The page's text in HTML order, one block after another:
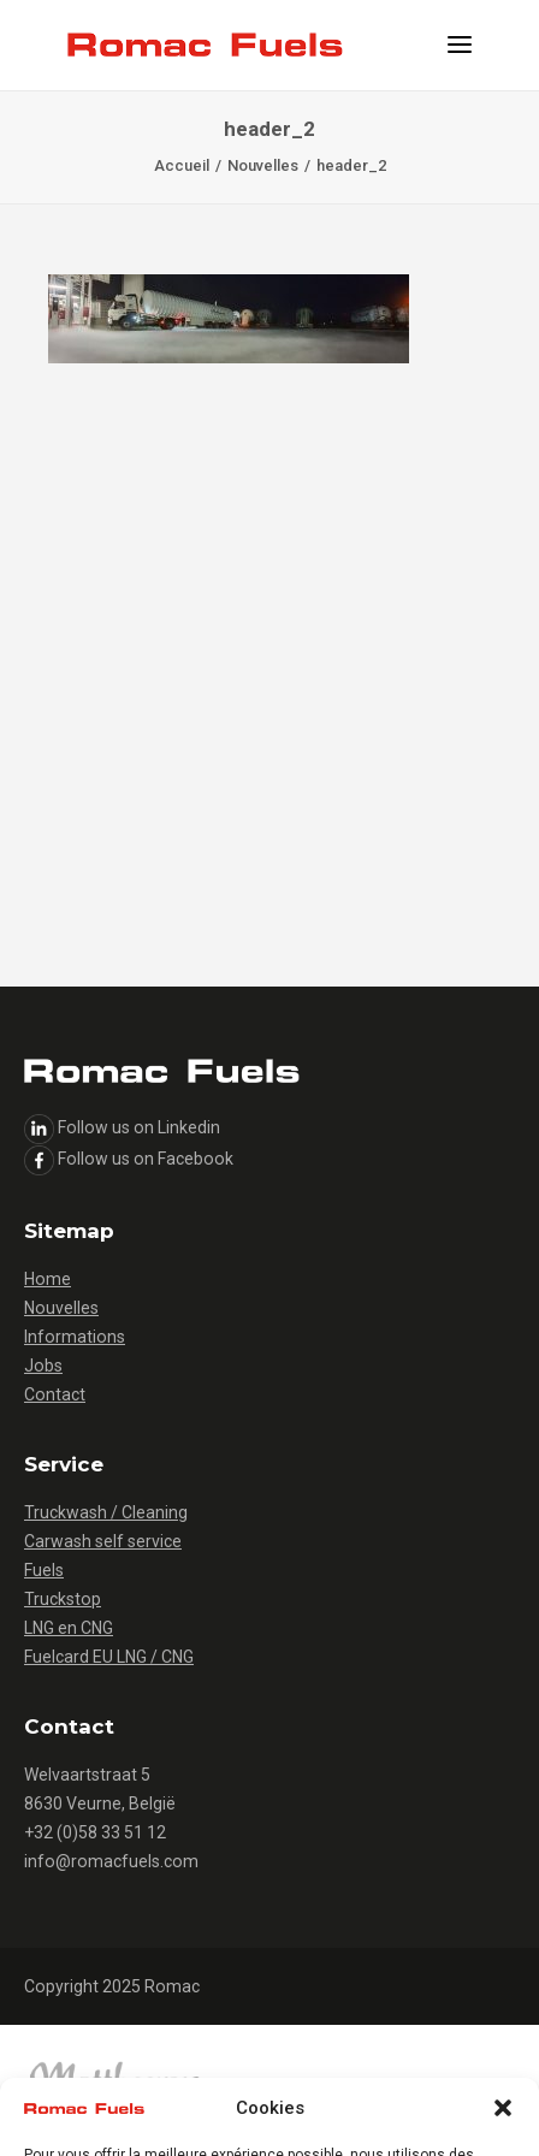
Cookies
DEVENIR CLIENT
CONTACT
INFO@ROMACFUELS.COM
header_2
Accueil Nouvelles header_2
Follow us on Linkedin
Follow us on Facebook
Sitemap
Home
Nouvelles
Informations
Jobs
Contact
Service
Truckwash / Cleaning
Carwash self service
Fuels
Truckstop
LNG en CNG
Fuelcard EU LNG / CNG
Contact
Welvaartstraat 5
8630 Veurne, België
+32 (0)58 33 51 12
info@romacfuels.com
Copyright 2025 Romac